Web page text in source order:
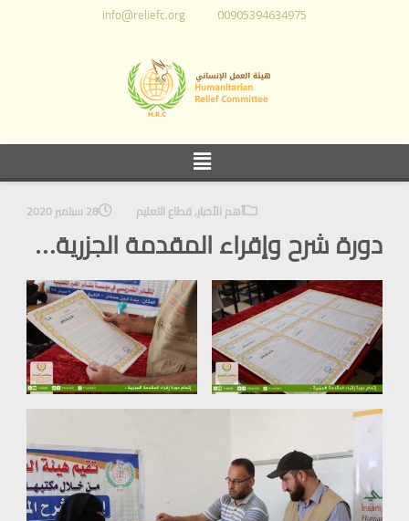
00905394634975
info@reliefc.org
28 سبتمبر 2020 أهم الأخبار,قطاع التعليم
دورة شرح وإقراء المقدمة الجزرية…